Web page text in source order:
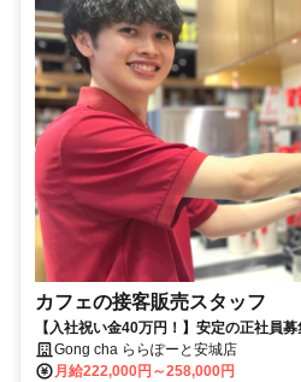
カフェの接客販売スタッフ
【入社祝い金40万円！】安定の正社員
当/社宅・結婚・出産祝い金制度etc）
Gong cha ららぽーと安城店
月給222,000円～258,000円